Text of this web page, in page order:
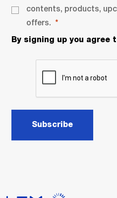
contents, products,
offers.
By signing up you agree
Subscribe